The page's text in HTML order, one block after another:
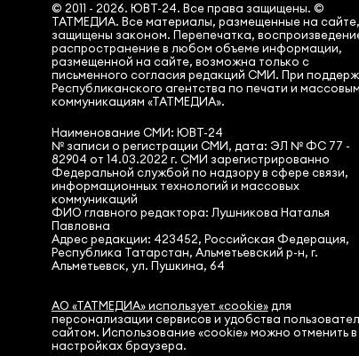
© 2011 - 2026. ЮВТ-24. Все права защищены. ©
ТАТМЕДИА. Все материалы, размещенные на сайте,
защищены законом. Перепечатка,
распространение в любом объеме информации,
размещенной на сайте, возможна только с
письменного согласия редакций СМИ. При
Республиканского агентства по печати и массовым
коммуникациям «ТАТМЕДИА».
Наименование СМИ: ЮВТ-24
№ записи о регистрации СМИ, дата: ЭЛ № ФС 77 -
82904 от 14.03.2022 г. СМИ зарегистрированно
Федеральной службой по надзору в сфере связи,
информационных технологий и массовых
коммуникаций
ФИО главного редактора: Лушникова Наталья
Павловна
Адрес редакции: 423452, Российская Федерация,
Республика Татарстан, Альметьевский р-н, г.
Альметьевск, ул. Пушкина, 64
АО «ТАТМЕДИА» использует «cookie»для
персонализации сервисов и удобства
сайтом. Использование «cookie» можно отменить в
настройках браузера.